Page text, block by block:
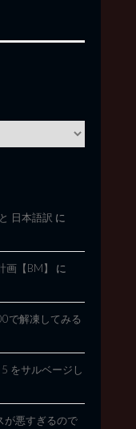
日本語訳 に
【BM】
に
で解凍してみる
をサルベージし
が悪すぎるので